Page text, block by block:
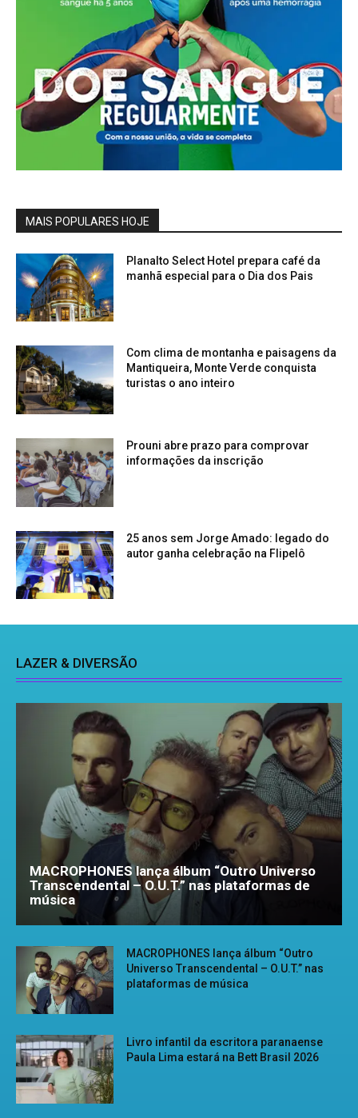
MAIS POPULARES HOJE
Planalto Select Hotel prepara café da
manhã especial para o Dia dos Pais
Com clima de montanha e paisagens da
Mantiqueira, Monte Verde conquista
turistas o ano inteiro
Prouni abre prazo para comprovar
informações da inscrição
25 anos sem Jorge Amado: legado do
autor ganha celebração na Flipelô
LAZER & DIVERSÃO
MACROPHONES lança álbum “Outro Universo
Transcendental – O.U.T.” nas plataformas de
música
MACROPHONES lança álbum “Outro
Universo Transcendental – O.U.T.” nas
plataformas de música
Livro infantil da escritora paranaense
Paula Lima estará na Bett Brasil 2026